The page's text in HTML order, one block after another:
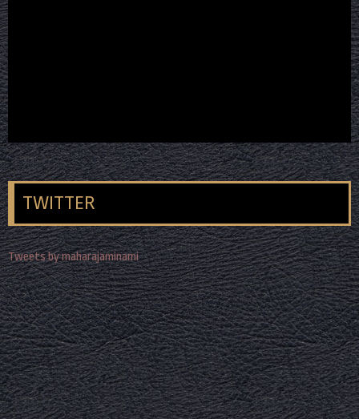
TWITTER
Tweets by maharajaminami